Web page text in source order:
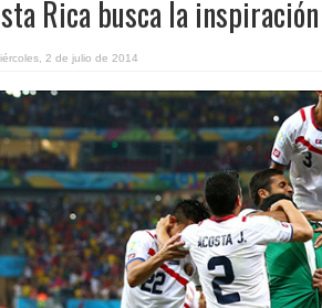
Rica busca la
2 de julio de 2014